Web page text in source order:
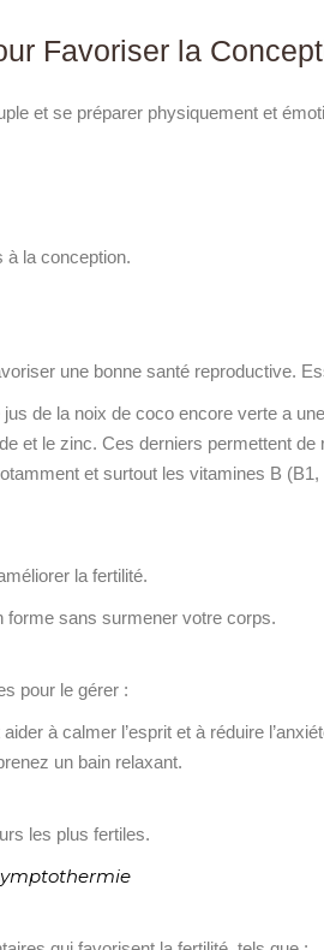
Favoriser la
et se préparer physiquement et
à la conception.
une bonne santé reproductive.
de la noix de coco encore verte a
et le zinc. Ces derniers permettent
et surtout les vitamines B
la fertilité.
forme sans surmener votre corps.
pour le gérer :
à calmer l’esprit et à réduire
un bain relaxant.
les plus fertiles.